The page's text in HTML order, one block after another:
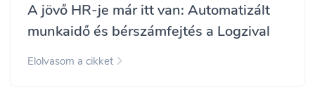
A jövő HR-je már itt van: Automatizált
munkaidő és bérszámfejtés a Logzival
Elolvasom a cikket